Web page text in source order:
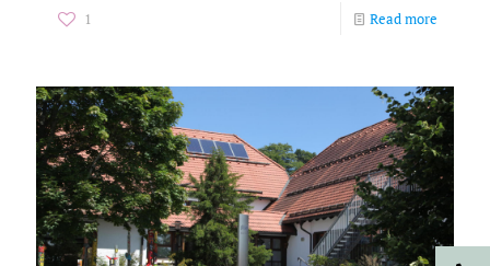
1 Read more